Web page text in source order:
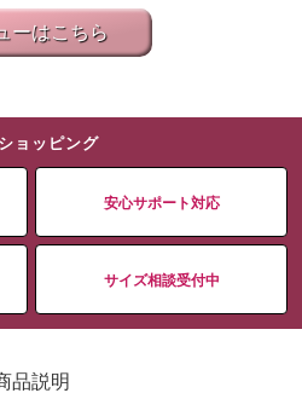
ーはこちら
ョッピング
安心サポート対応
サイズ相談受付中
品説明